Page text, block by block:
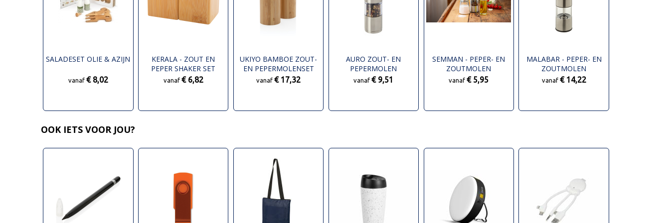
SALADESET OLIE & AZIJN
vanaf € 8,02
KERALA - ZOUT EN
PEPER SHAKER SET
vanaf € 6,82
UKIYO BAMBOE ZOUT-
EN PEPERMOLENSET
vanaf€ 17,32
AURO ZOUT- EN
PEPERMOLEN
vanaf€ 9,51
SEMMAN - PEPER- EN
ZOUTMOLEN
vanaf€ 5,95
MALABAR - PEPER- EN
ZOUTMOLEN
vanaf € 14,22
OOK IETS VOOR JOU?